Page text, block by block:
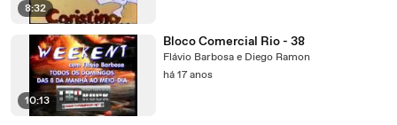
8:32
10:13
Bloco Comercial Rio - 38
Flávio Barbosa e Diego Ramon
há 17 anos